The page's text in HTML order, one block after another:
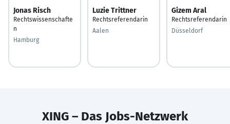
Jonas Risch
Rechtswissenschafte
n
Hamburg
Luzie Trittner
Rechtsreferendarin
Aalen
Gizem Aral
Rechtsreferendarin
Düsseldorf
XING – Das Jobs-Netzwerk